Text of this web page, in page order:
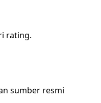
rating.
sumber resmi